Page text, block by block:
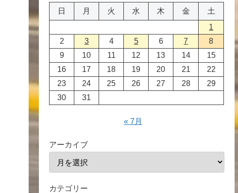
日
月 火 水 木 金
土
1
2
3 4 5 6 7
8
9
10 11 12 13 14
15
16
17 18 19 20 21
22
23
24 25 26 27 28
29
30
31
« 7月
アーカイブ
カテゴリー